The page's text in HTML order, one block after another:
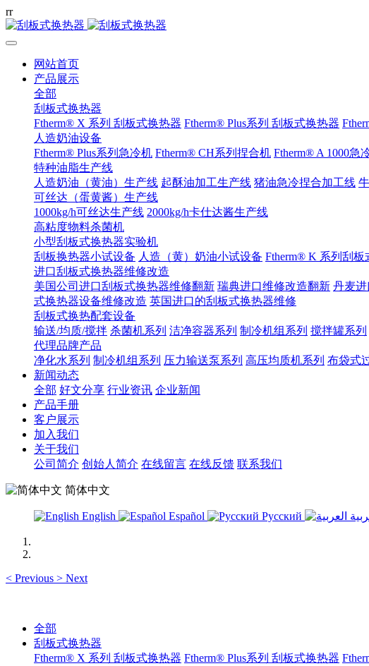
rr
网站首页
产品展示
全部
刮板式换热器
Ftherm® X 系列 刮板式换热器 Ftherm® Plus系列 刮板式换热器
人造奶油设备
Ftherm® Plus系列急冷机 Ftherm® CH系列捏合机 Ftherm® A 1000急
特种油脂生产线
人造奶油（黄油）生产线 起酥油加工生产线 猪油急冷捏合加工线
可丝达（蛋黄酱）生产线
1000kg/h可丝达生产线 2000kg/h卡仕达酱生产线
高粘度物料杀菌机
小型刮板式换热器实验机
刮板换热器小试设备 人造（黄）奶油小试设备 Ftherm® K 系列刮板
进口刮板式换热器维修改造
美国公司进口刮板式换热器维修翻新 瑞典进口维修改造翻新 丹麦
式换热器设备维修改造 英国进口的刮板式换热器维修
刮板式换热配套设备
输送/均质/搅拌 杀菌机系列 洁净容器系列 制冷机组系列 搅拌罐系列
代理品牌产品
净化水系列 制冷机组系列 压力输送泵系列 高压均质机系列 布袋式
新闻动态
全部 好文分享 行业资讯 企业新闻
产品手册
客户展示
加入我们
关于我们
公司简介 创始人简介 在线留言 在线反馈 联系我们
简体中文
English Español Русский
< Previous > Next
全部
刮板式换热器
Ftherm® X 系列 刮板式换热器 Ftherm® Plus系列 刮板式换热器